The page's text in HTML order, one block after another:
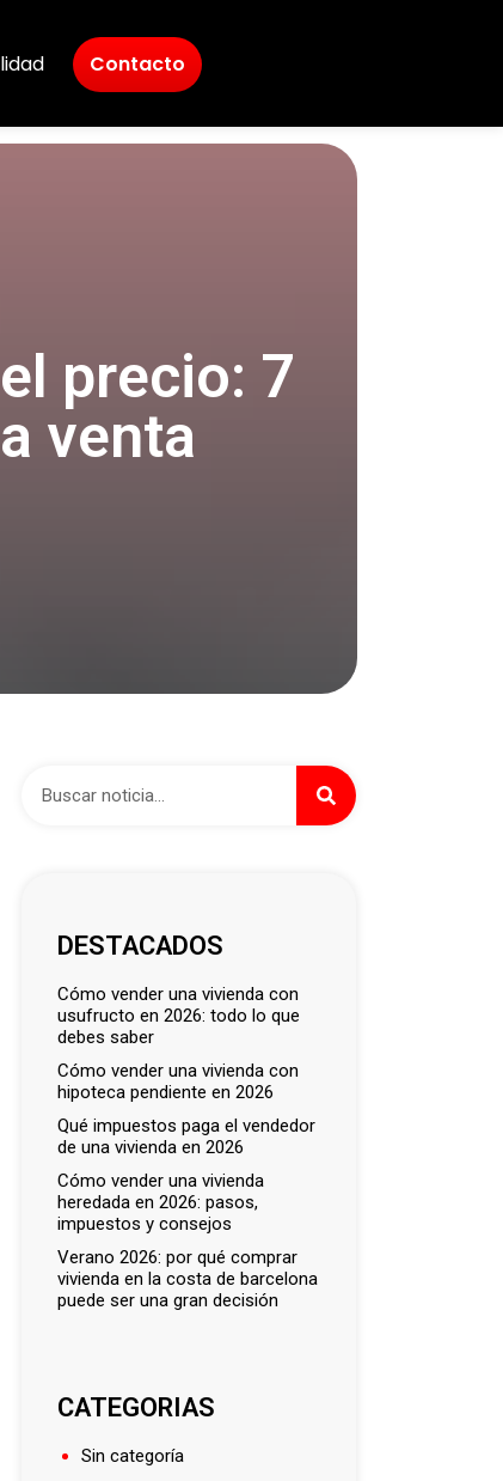
Contacto
precio: 7
venta
DESTACADOS
cómo vender una vivienda con
usufructo en 2026: todo lo que
debes saber
cómo vender una vivienda con
hipoteca pendiente en 2026
qué impuestos paga el vendedor
de una vivienda en 2026
cómo vender una vivienda
heredada en 2026: pasos,
impuestos y consejos
verano 2026: por qué comprar
vivienda en la costa de barcelona
puede ser una gran decisión
CATEGORIAS
Sin categoría